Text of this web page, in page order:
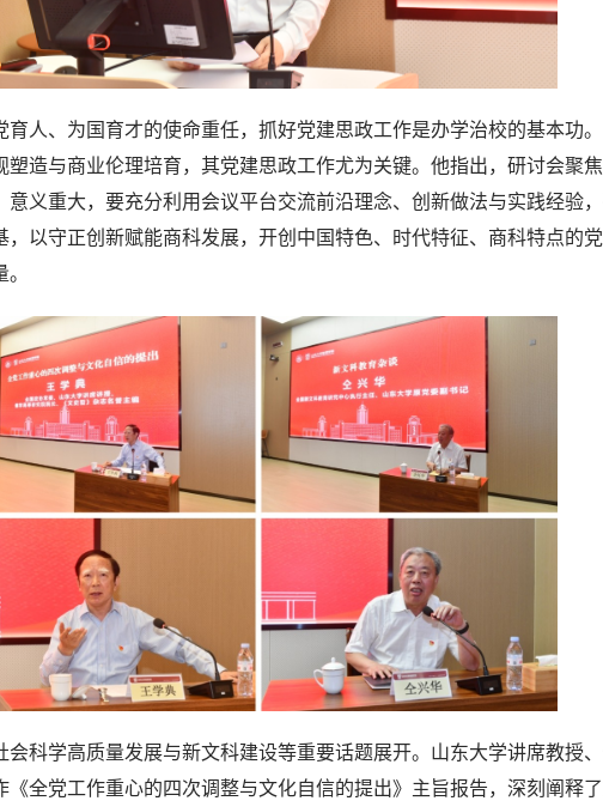
育人、为国育才的使命重任，抓好党建思政工作是办学治校的基本功
造与商业伦理培育，其党建思政工作尤为关键。他指出，研讨会聚
意义重大，要充分利用会议平台交流前沿理念、创新做法与实践经验
，以守正创新赋能商科发展，开创中国特色、时代特征、商科特点的
科学高质量发展与新文科建设等重要话题展开。山东大学讲席教授、
《全党工作重心的四次调整与文化自信的提出》主旨报告，深刻阐释